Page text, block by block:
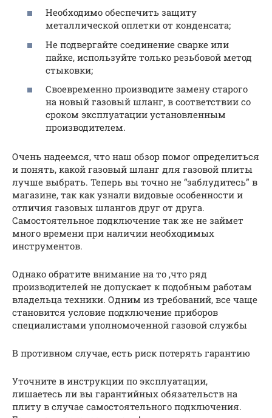
Необходимо обеспечить защиту
металлической оплетки от конденсата;
Не подвергайте соединение сварке или
пайке, используйте только резьбовой метод
стыковки;
Своевременно производите замену старого
на новый газовый шланг, в соответствии со
сроком эксплуатации установленным
производителем.
Очень надеемся, что наш обзор помог определиться
и понять, какой газовый шланг для газовой плиты
лучше выбрать. Теперь вы точно не “заблудитесь” в
магазине, так как узнали видовые особенности и
отличия газовых шлангов друг от друга.
Самостоятельное подключение так же не займет
много времени при наличии необходимых
инструментов.
Однако обратите внимание на то ,что ряд
производителей не допускает к подобным работам
владельца техники. Одним из требований, все чаще
становится условие подключение приборов
специалистами уполномоченной газовой службы
В противном случае, есть риск потерять гарантию
Уточните в инструкции по эксплуатации,
лишаетесь ли вы гарантийных обязательств на
плиту в случае самостоятельного подключения.